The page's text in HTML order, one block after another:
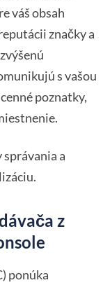
váš obsah
značky a
s vašou
poznatky,
a
z
ponúka